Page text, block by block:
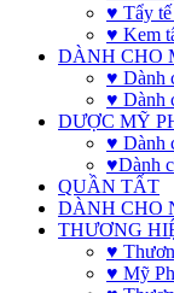
♥ Tẩy tế
♥ Kem
DÀNH CHO
♥ Dành
♥ Dành
DƯỢC MỸ
♥ Dành
♥Dành
QUẦN TẤT
DÀNH CHO
THƯƠNG
♥
♥ Mỹ